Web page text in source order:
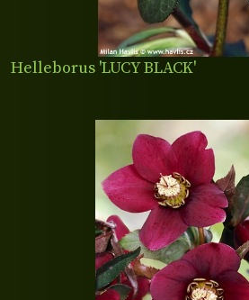
Helleborus 'LUCY BLACK'